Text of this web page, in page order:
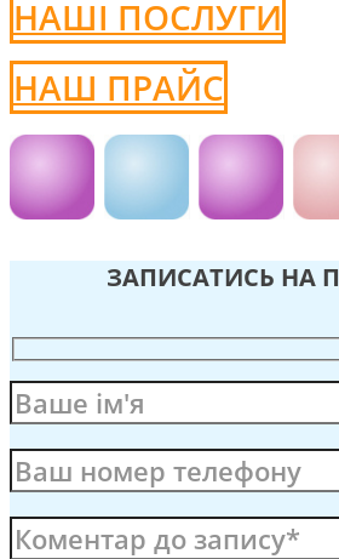
НАШІ ПОСЛУГИ
НАШ ПРАЙС
ЗАПИСАТИСЬ НА